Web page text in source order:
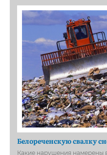
Белореченскую свалку
Какие нарушения намерены